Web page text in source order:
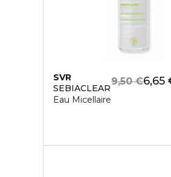
SVR
SEBIACLEAR
Eau Micellaire
6,65
9,50 €